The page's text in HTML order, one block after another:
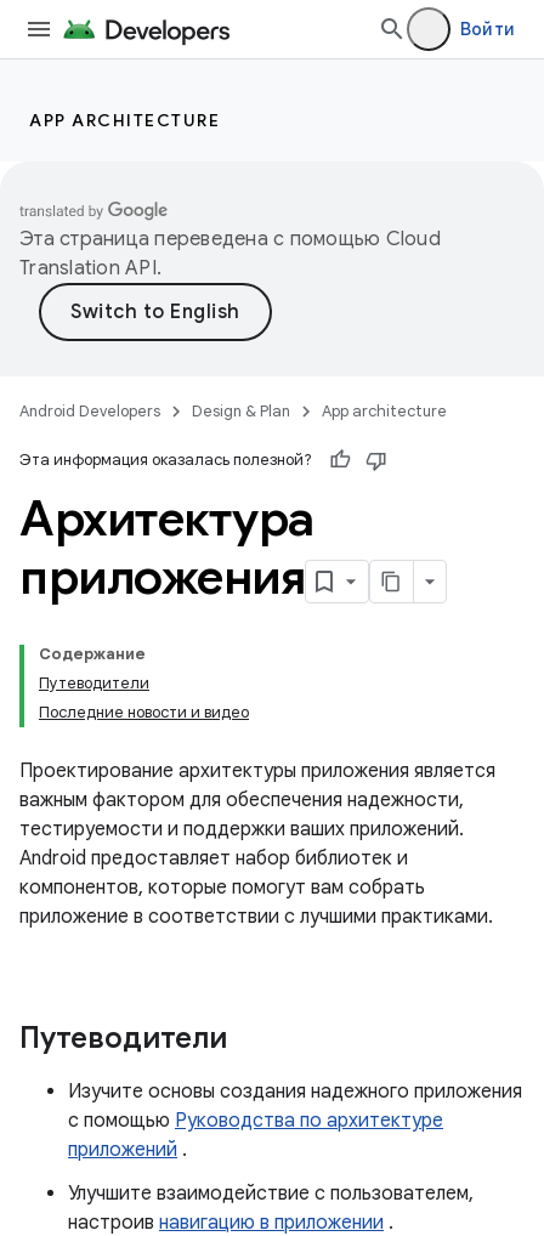
Войти
APP ARCHITECTURE
Эта страница переведена с помощью Cloud
Translation API.
Android Developers Design & Plan App architecture
Эта информация оказалась полезной?
Архитектура
приложения
Содержание
Путеводители
Последние новости и видео
Проектирование архитектуры приложения является
важным фактором для обеспечения надежности,
тестируемости и поддержки ваших приложений.
Android предоставляет набор библиотек и
компонентов, которые помогут вам собрать
приложение в соответствии с лучшими практиками.
Путеводители
Изучите основы создания надежного приложения
с помощью Руководства по архитектуре
приложений .
Улучшите взаимодействие с пользователем,
настроив навигацию в приложении .